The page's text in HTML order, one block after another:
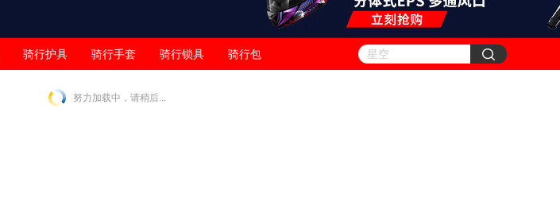
骑行护具 骑行手套 骑行锁具 骑行包
努力加载中，请稍后...